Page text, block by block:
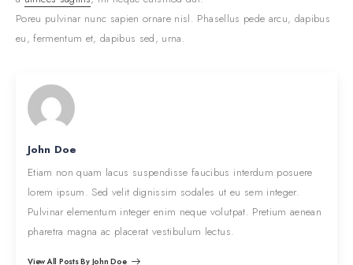
Poreu pulvinar nunc sapien ornare nisl. Phasellus pede arcu, dapibus
eu, fermentum et, dapibus sed, urna.
John Doe
Etiam non quam lacus suspendisse faucibus interdum posuere
lorem ipsum. Sed velit dignissim sodales ut eu sem integer.
Pulvinar elementum integer enim neque volutpat. Pretium aenean
pharetra magna ac placerat vestibulum lectus.
View All Posts By John Doe